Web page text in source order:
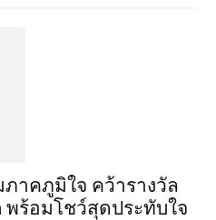
ภาคภูมิใจ คว้ารางวัล
พร้อมโชว์สุดประทับใจ